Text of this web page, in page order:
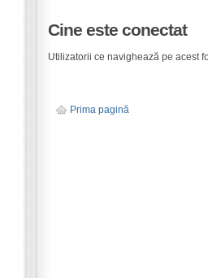
Cine este conectat
Utilizatorii ce navighează pe acest
Prima pagină